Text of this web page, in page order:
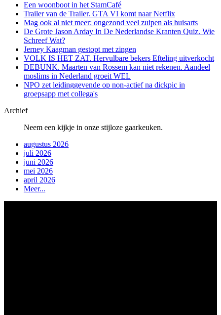
Een woonboot in het StamCafé
Trailer van de Trailer. GTA VI komt naar Netflix
Mag ook al niet meer: ongezond veel zuipen als huisarts
De Grote Jason Arday In De Nederlandse Kranten Quiz. Wie
Schreef Wat?
Jerney Kaagman gestopt met zingen
VOLK IS HET ZAT. Hervulbare bekers Efteling uitverkocht
DEBUNK. Maarten van Rossem kan niet rekenen. Aandeel
moslims in Nederland groeit WEL
NPO zet leidinggevende op non-actief na dickpic in
groepsapp met collega's
Archief
Neem een kijkje in onze stijloze gaarkeuken.
augustus 2026
juli 2026
juni 2026
mei 2026
april 2026
Meer...